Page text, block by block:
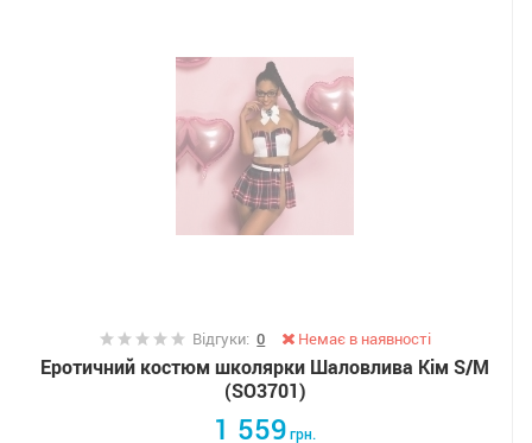
Відгуки:0 Немає в наявності
Еротичний костюм школярки Шаловлива Кім S/M
(SO3701)
1 559грн.